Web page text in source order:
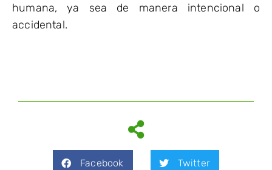
humana, ya sea de manera intencional o
accidental.
Facebook Twitter